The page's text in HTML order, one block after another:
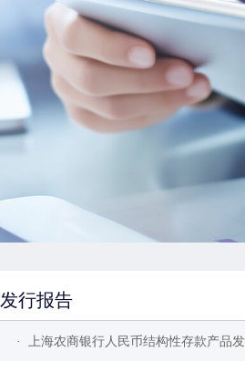
发行报告
· 上海农商银行人民币结构性存款产品